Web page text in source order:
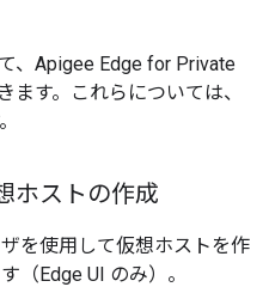
、Apigee Edge for Private
ます。これらについては、
ホストの作成
を使用して仮想ホストを作
（Edge UI のみ）。